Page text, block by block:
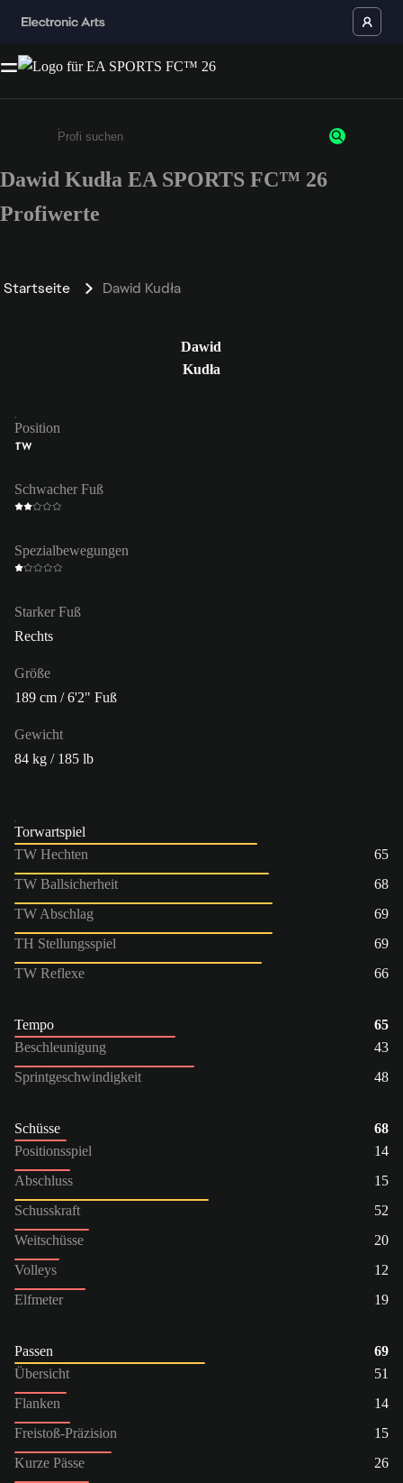
Gib mindestens 3 Zeichen oder Ziffern ein
Dawid Kudła EA SPORTS FC™ 26
Profiwerte
Startseite Dawid Kudła
Dawid
Kudła
Position
TW
Schwacher Fuß
Spezialbewegungen
Starker Fuß
Rechts
Größe
189 cm / 6'2" Fuß
Gewicht
84 kg / 185 lb
Torwartspiel
TW Hechten
65
TW Ballsicherheit
68
TW Abschlag
69
TH Stellungsspiel
69
TW Reflexe
66
Tempo
65
Beschleunigung
43
Sprintgeschwindigkeit
48
Schüsse
68
Positionsspiel
14
Abschluss
15
Schusskraft
52
Weitschüsse
20
Volleys
12
Elfmeter
19
Passen
69
Übersicht
51
Flanken
14
Freistoß-Präzision
15
Kurze Pässe
26